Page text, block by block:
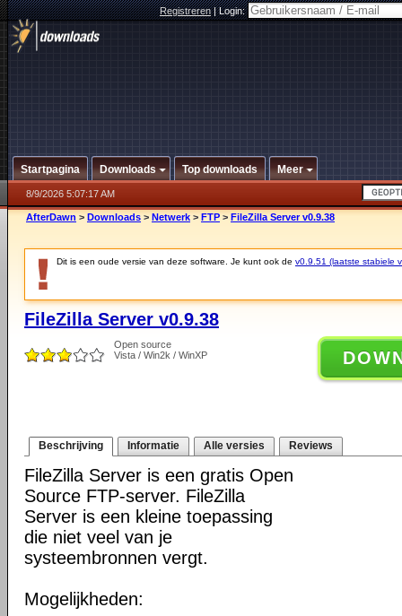
Registreren|Login:
Startpagina Downloads Top downloads Meer
8/9/2026 5:07:17 AM
AfterDawn > Downloads > Netwerk > FTP > FileZilla Server v0.9.38
Dit is een oude versie van deze software. Je kunt ook de v0.9.51 (laatste stabiele
FileZilla Server v0.9.38
Open source
Vista / Win2k / WinXP
Beschrijving Informatie Alle versies Reviews
FileZilla Server is een gratis Open
Source FTP-server. FileZilla
Server is een kleine toepassing
die niet veel van je
systeembronnen vergt.
Mogelijkheden: